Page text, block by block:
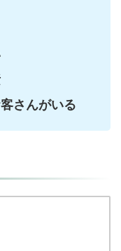
さんがいる